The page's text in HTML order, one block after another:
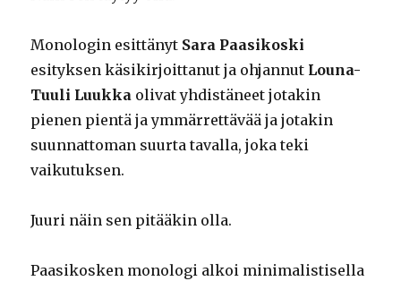
Monologin esittänyt Sara Paasikoski
esityksen käsikirjoittanut ja ohjannut Louna-
Tuuli Luukka olivat yhdistäneet jotakin
pienen pientä ja ymmärrettävää ja jotakin
suunnattoman suurta tavalla, joka teki
vaikutuksen.
Juuri näin sen pitääkin olla.
Paasikosken monologi alkoi minimalistisella